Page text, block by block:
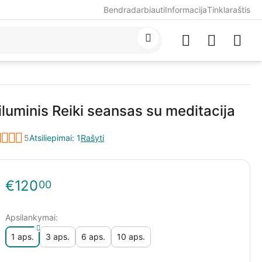
BendradarbiautiInformacijaTinklaraštis
Reiki seansas su meditacija
5Atsiliepimai: 1Rašyti
€12000
Apsilankymai:
1 aps.
3 aps. 6 aps. 10 aps.